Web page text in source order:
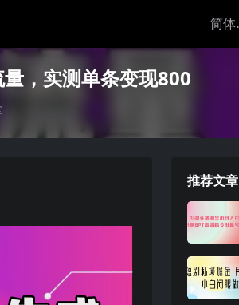
，实测单条变现800
推荐文章